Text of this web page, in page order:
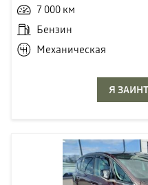
7 000 км
Бензин
Механическая
Я